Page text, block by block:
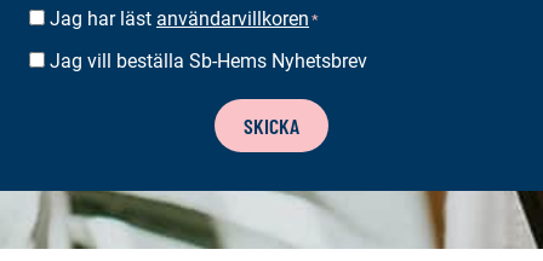
SUOSTUMUS *
Jag har läst användarvillkoren *
BESTÄLLA
Jag vill beställa Sb-Hems Nyhetsbrev
SKICKA